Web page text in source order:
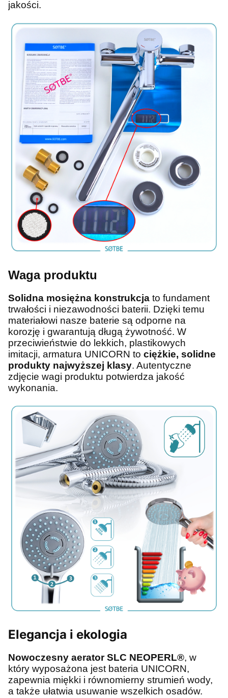
jakości.
Waga produktu
Solidna mosiężna konstrukcja to fundament
trwałości i niezawodności baterii. Dzięki temu
materiałowi nasze baterie są odporne na
korozję i gwarantują długą żywotność. W
przeciwieństwie do lekkich, plastikowych
imitacji, armatura UNICORN to ciężkie, solidne
produkty najwyższej klasy. Autentyczne
zdjęcie wagi produktu potwierdza jakość
wykonania.
Elegancja i ekologia
Nowoczesny aerator SLC NEOPERL®, w
który wyposażona jest bateria UNICORN,
zapewnia miękki i równomierny strumień wody,
a także ułatwia usuwanie wszelkich osadów.